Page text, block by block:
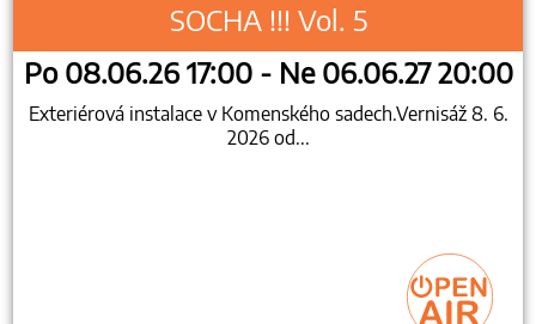
SOCHA !!! Vol. 5
Po 08.06.26 17:00 - Ne 06.06.27 20:00
Exteriérová instalace v Komenského sadech.Vernisáž 8. 6.
2026 od...